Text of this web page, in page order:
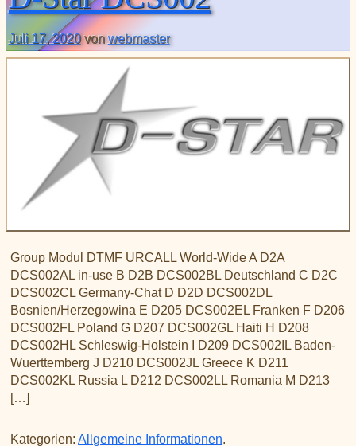
Liste aller Rubiken im DAPNET
BrandMeister Hose Line
CSS Tool (color party!)
DMR ID
YSFReflectors
IPSC2 Hotspot
deutsche Räume im Wires-X
XLX031
Download
Juli 17, 2020 vonwebmaster
Group Modul DTMF URCALL World-Wide A D2A
DCS002AL in-use B D2B DCS002BL Deutschland C D2C
DCS002CL Germany-Chat D D2D DCS002DL
Bosnien/Herzegowina E D205 DCS002EL Franken F D206
DCS002FL Poland G D207 DCS002GL Haiti H D208
DCS002HL Schleswig-Holstein I D209 DCS002IL Baden-
Wuerttemberg J D210 DCS002JL Greece K D211
DCS002KL Russia L D212 DCS002LL Romania M D213
[…]
Kategorien: Allgemeine Informationen.